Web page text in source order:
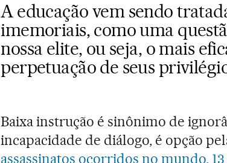
A educação vem sendo
imemoriais, como uma
nossa elite, ou seja, o mais
perpetuação de seus
Baixa instrução é sinônimo de
incapacidade de diálogo, é opção
assassinatos ocorridos no mundo,